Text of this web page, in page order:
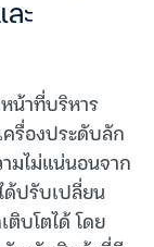
ะ
น้าที่บริหาร
ครื่องประดับลัก
มไม่แน่นอนจาก
ด้ปรับเปลี่ยน
บโตได้ โดย